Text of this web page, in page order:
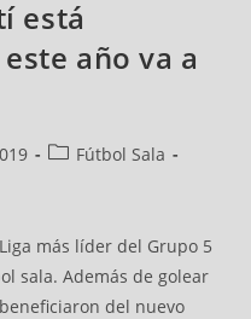
está
año va a
Fútbol Sala
más líder del Grupo 5
sala. Además de golear
del nuevo